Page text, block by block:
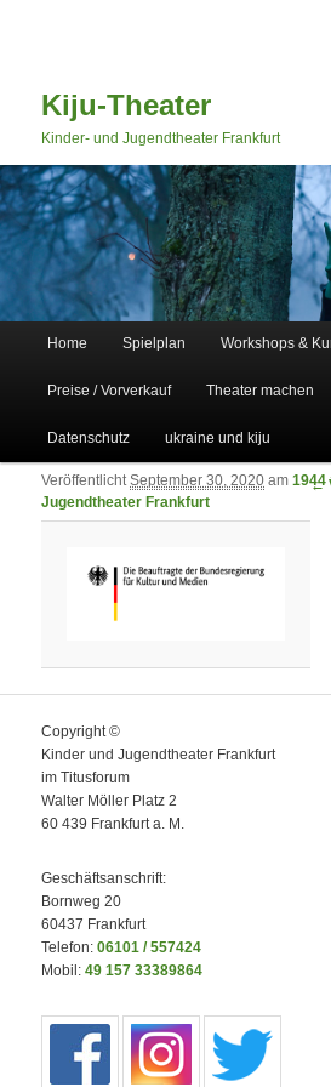
Kiju-Theater
Kinder- und Jugendtheater Frankfurt
Zum primären Inhalt springen
Zum sekundären Inhalt springen
Home Spielplan Workshops &
Preise / Vorverkauf Theater machen
Datenschutz ukraine und kiju
←
VeröffentlichtSeptember 30, 2020 am1944
Jugendtheater Frankfurt
Copyright ©
Kinder und Jugendtheater Frankfurt
im Titusforum
Walter Möller Platz 2
60 439 Frankfurt a. M.
Geschäftsanschrift:
Bornweg 20
60437 Frankfurt
Telefon:06101 / 557424
Mobil:49 157 33389864